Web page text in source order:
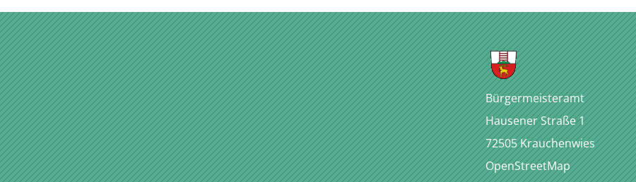
Bürgermeisteramt
Hausener Straße 1
72505Krauchenwies
OpenStreetMap